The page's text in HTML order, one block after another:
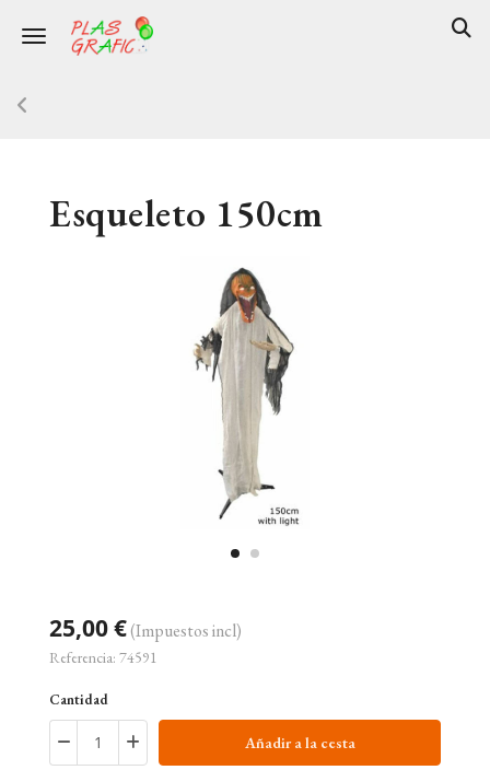
Toggle navigation
Esqueleto 150cm
25,00 €(Impuestos incl)
Referencia: 74591
Cantidad
Añadir a la cesta